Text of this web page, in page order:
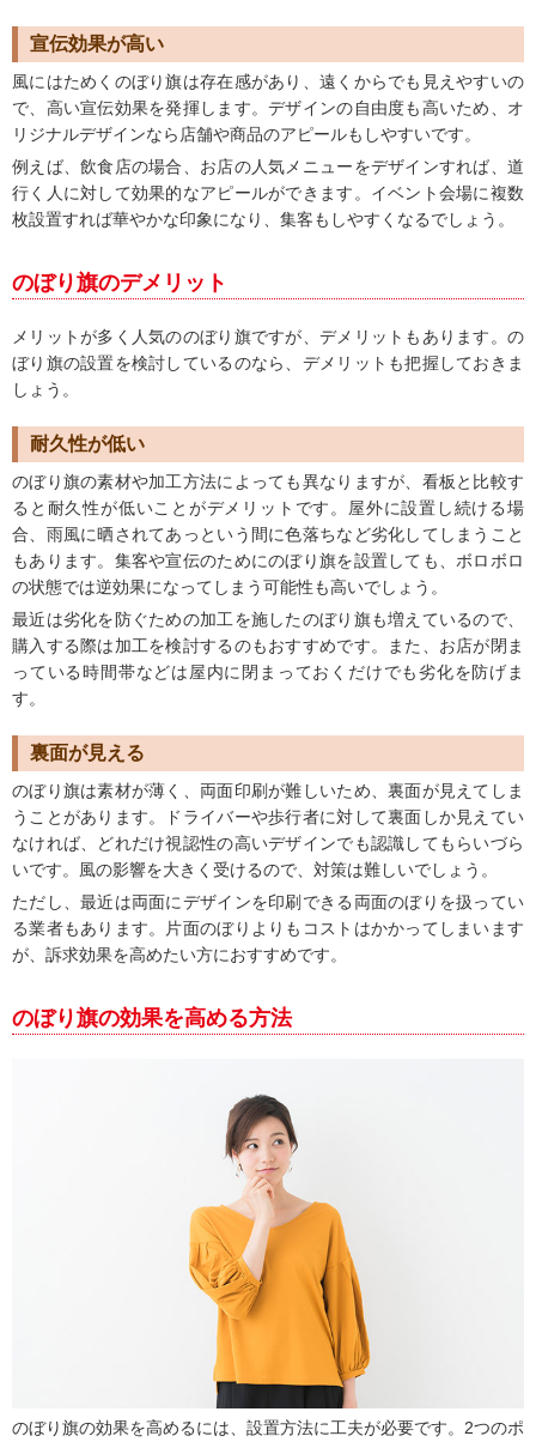
宣伝効果が高い
風にはためくのぼり旗は存在感があり、遠くからでも見えやすいの
で、高い宣伝効果を発揮します。デザインの自由度も高いため、オ
リジナルデザインなら店舗や商品のアピールもしやすいです。
例えば、飲食店の場合、お店の人気メニューをデザインすれば、道
行く人に対して効果的なアピールができます。イベント会場に複数
枚設置すれば華やかな印象になり、集客もしやすくなるでしょう。
のぼり旗のデメリット
メリットが多く人気ののぼり旗ですが、デメリットもあります。の
ぼり旗の設置を検討しているのなら、デメリットも把握しておきま
しょう。
耐久性が低い
のぼり旗の素材や加工方法によっても異なりますが、看板と比較す
ると耐久性が低いことがデメリットです。屋外に設置し続ける場
合、雨風に晒されてあっという間に色落ちなど劣化してしまうこと
もあります。集客や宣伝のためにのぼり旗を設置しても、ボロボロ
の状態では逆効果になってしまう可能性も高いでしょう。
最近は劣化を防ぐための加工を施したのぼり旗も増えているので、
購入する際は加工を検討するのもおすすめです。また、お店が閉ま
っている時間帯などは屋内に閉まっておくだけでも劣化を防げま
す。
裏面が見える
のぼり旗は素材が薄く、両面印刷が難しいため、裏面が見えてしま
うことがあります。ドライバーや歩行者に対して裏面しか見えてい
なければ、どれだけ視認性の高いデザインでも認識してもらいづら
いです。風の影響を大きく受けるので、対策は難しいでしょう。
ただし、最近は両面にデザインを印刷できる両面のぼりを扱ってい
る業者もあります。片面のぼりよりもコストはかかってしまいます
が、訴求効果を高めたい方におすすめです。
のぼり旗の効果を高める方法
のぼり旗の効果を高めるには、設置方法に工夫が必要です。2つのポ